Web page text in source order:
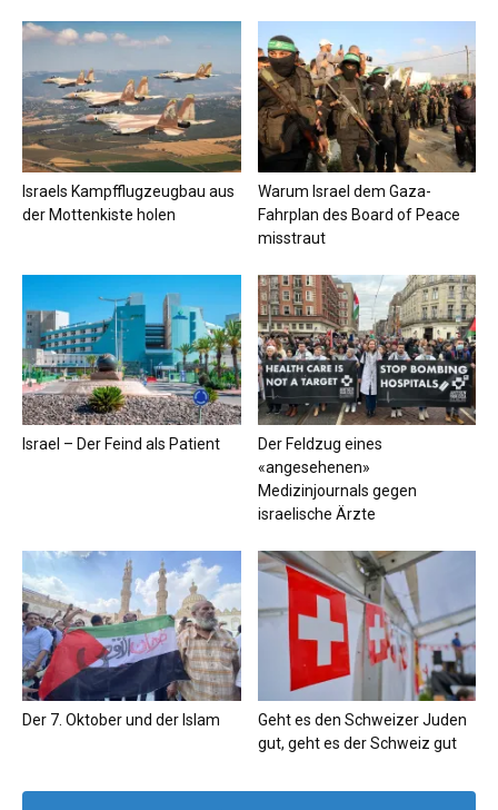
Israels Kampfflugzeugbau aus
der Mottenkiste holen
Warum Israel dem Gaza-
Fahrplan des Board of Peace
misstraut
Israel – Der Feind als Patient
Der Feldzug eines
«angesehenen»
Medizinjournals gegen
israelische Ärzte
Der 7. Oktober und der Islam
Geht es den Schweizer Juden
gut, geht es der Schweiz gut